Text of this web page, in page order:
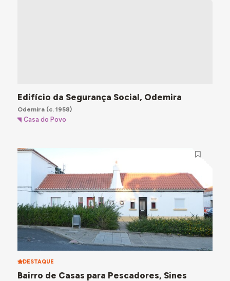
Edifício da Segurança Social, Odemira
Odemira(c. 1958)
Casa do Povo
DESTAQUE
Bairro de Casas para Pescadores, Sines